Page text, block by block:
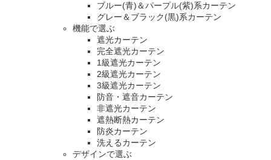
ブルー(青)＆パープル(紫)系カーテン
グレー＆ブラック(黒)系カーテン
機能で選ぶ
遮光カーテン
完全遮光カーテン
1級遮光カーテン
2級遮光カーテン
3級遮光カーテン
防音・遮音カーテン
非遮光カーテン
遮熱断熱カーテン
防炎カーテン
洗えるカーテン
デザインで選ぶ